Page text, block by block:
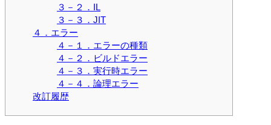
３－２．IL
３－３．JIT
４．エラー
４－１．エラーの種類
４－２．ビルドエラー
４－３．実行時エラー
４－４．論理エラー
改訂履歴